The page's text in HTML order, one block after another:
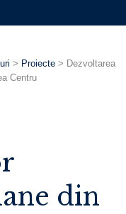
> Proiecte > Dezvoltarea
Centru
din